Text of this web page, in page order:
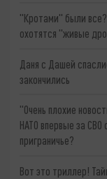
"Кротами" были
охотятся "живые
Даня с Дашей
закончились
"Очень плохие
НАТО впервые за СВО
приграничье?
Вот это триллер!